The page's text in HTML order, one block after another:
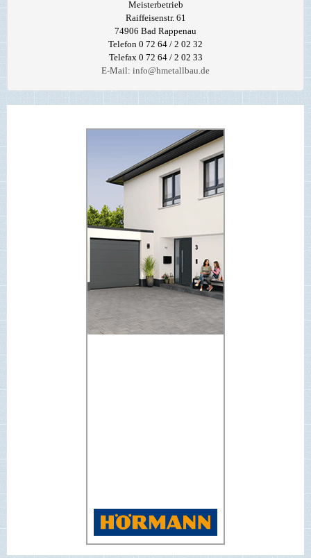
Meisterbetrieb
Raiffeisenstr. 61
74906 Bad Rappenau
Telefon 0 72 64 / 2 02 32
Telefax 0 72 64 / 2 02 33
E-Mail: info@hmetallbau.de